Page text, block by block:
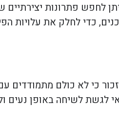
לחפש פתרונות
כדי לחלק את עלויות
כי לא כולם מתמודדים
לגשת לשיחה באופן נעים